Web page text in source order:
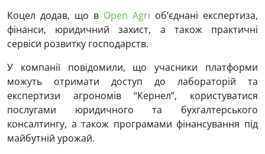
Коцел додав, що в Open Agri об’єднані експертиза,
фінанси, юридичний захист, а також практичні
сервіси розвитку господарств.
У компанії повідомили, що учасники платформи
можуть отримати доступ до лабораторій та
експертизи агрономів “Кернел”, користуватися
послугами юридичного та бухгалтерського
консалтингу, а також програмами фінансування під
майбутній урожай.